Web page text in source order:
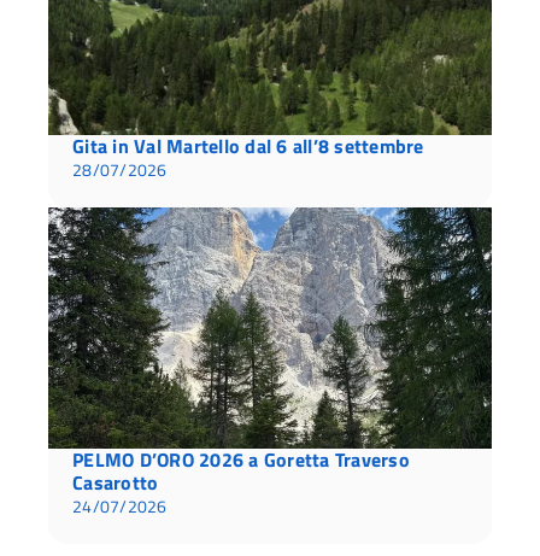
Gita in Val Martello dal 6 all’8 settembre
28/07/2026
PELMO D’ORO 2026 a Goretta Traverso
Casarotto
24/07/2026